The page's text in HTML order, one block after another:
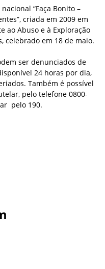
“Faça Bonito –
criada em 2009 em
ao Abuso e à Exploração
celebrado em 18 de maio.
ser denunciados de
24 horas por dia,
Também é possível
pelo telefone 0800-
pelo 190.